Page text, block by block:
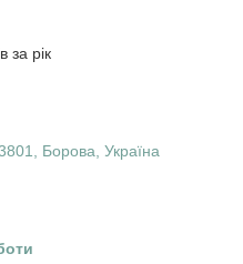
за рік
Борова, Україна